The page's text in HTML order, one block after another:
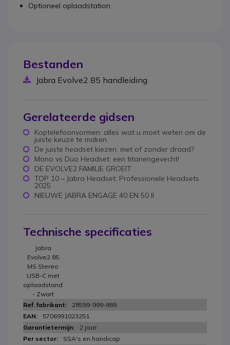
Optioneel oplaadstation
Bestanden
Jabra Evolve2 85 handleiding
Gerelateerde gidsen
Koptelefoonvormen: alles wat u moet weten om de
juiste keuze te maken
De juiste headset kiezen: met of zonder draad?
Mono vs Duo Headset: een titanengevecht!
DE EVOLVE2 FAMILIE GROEIT
TOP 10 – Jabra Headset: Professionele Headsets
2025
NIEUWE JABRA ENGAGE 40 EN 50 II
Technische specificaties
Jabra
Evolve2 85
MS Stereo
USB-C met
oplaadstand
- Zwart
28599-999-889
5706991023251
2 jaar
SSA's en handicap